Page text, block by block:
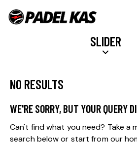
SLIDER
NO RESULTS
WE'RE SORRY, BUT YOUR QUERY
Can't find what you need? Take a
search below or start fromour